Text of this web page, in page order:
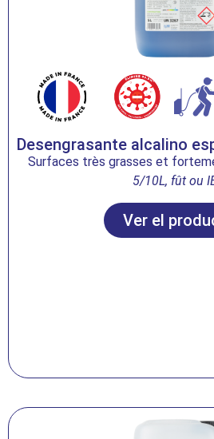
Desengrasante alcalino
Surfaces très grasses et
5/10L, fût ou
Ver el